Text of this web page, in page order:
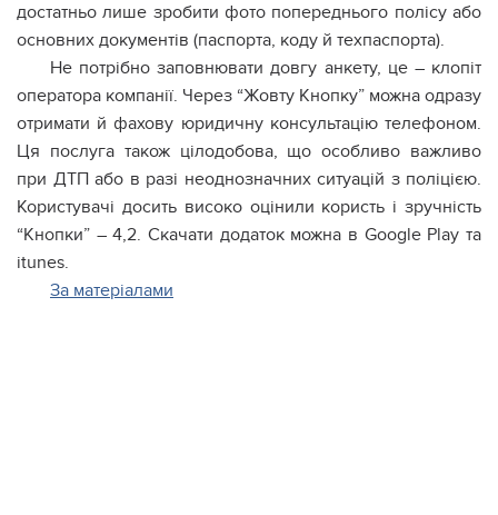
достатньо лише зробити фото попереднього полісу або
основних документів (паспорта, коду й техпаспорта).
Не потрібно заповнювати довгу анкету, це – клопіт
оператора компанії. Через “Жовту Кнопку” можна одразу
отримати й фахову юридичну консультацію телефоном.
Ця послуга також цілодобова, що особливо важливо
при ДТП або в разі неоднозначних ситуацій з поліцією.
Користувачі досить високо оцінили користь і зручність
“Кнопки” – 4,2. Скачати додаток можна в Google Play та
itunes.
За матеріалами